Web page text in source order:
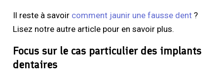
Il reste à savoir comment jaunir une fausse dent ?
Lisez notre autre article pour en savoir plus.
Focus sur le cas particulier des implants
dentaires